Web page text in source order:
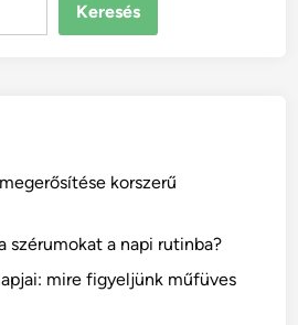
Keresés
korszerű
szérumokat a napi rutinba?
mire figyeljünk műfüves